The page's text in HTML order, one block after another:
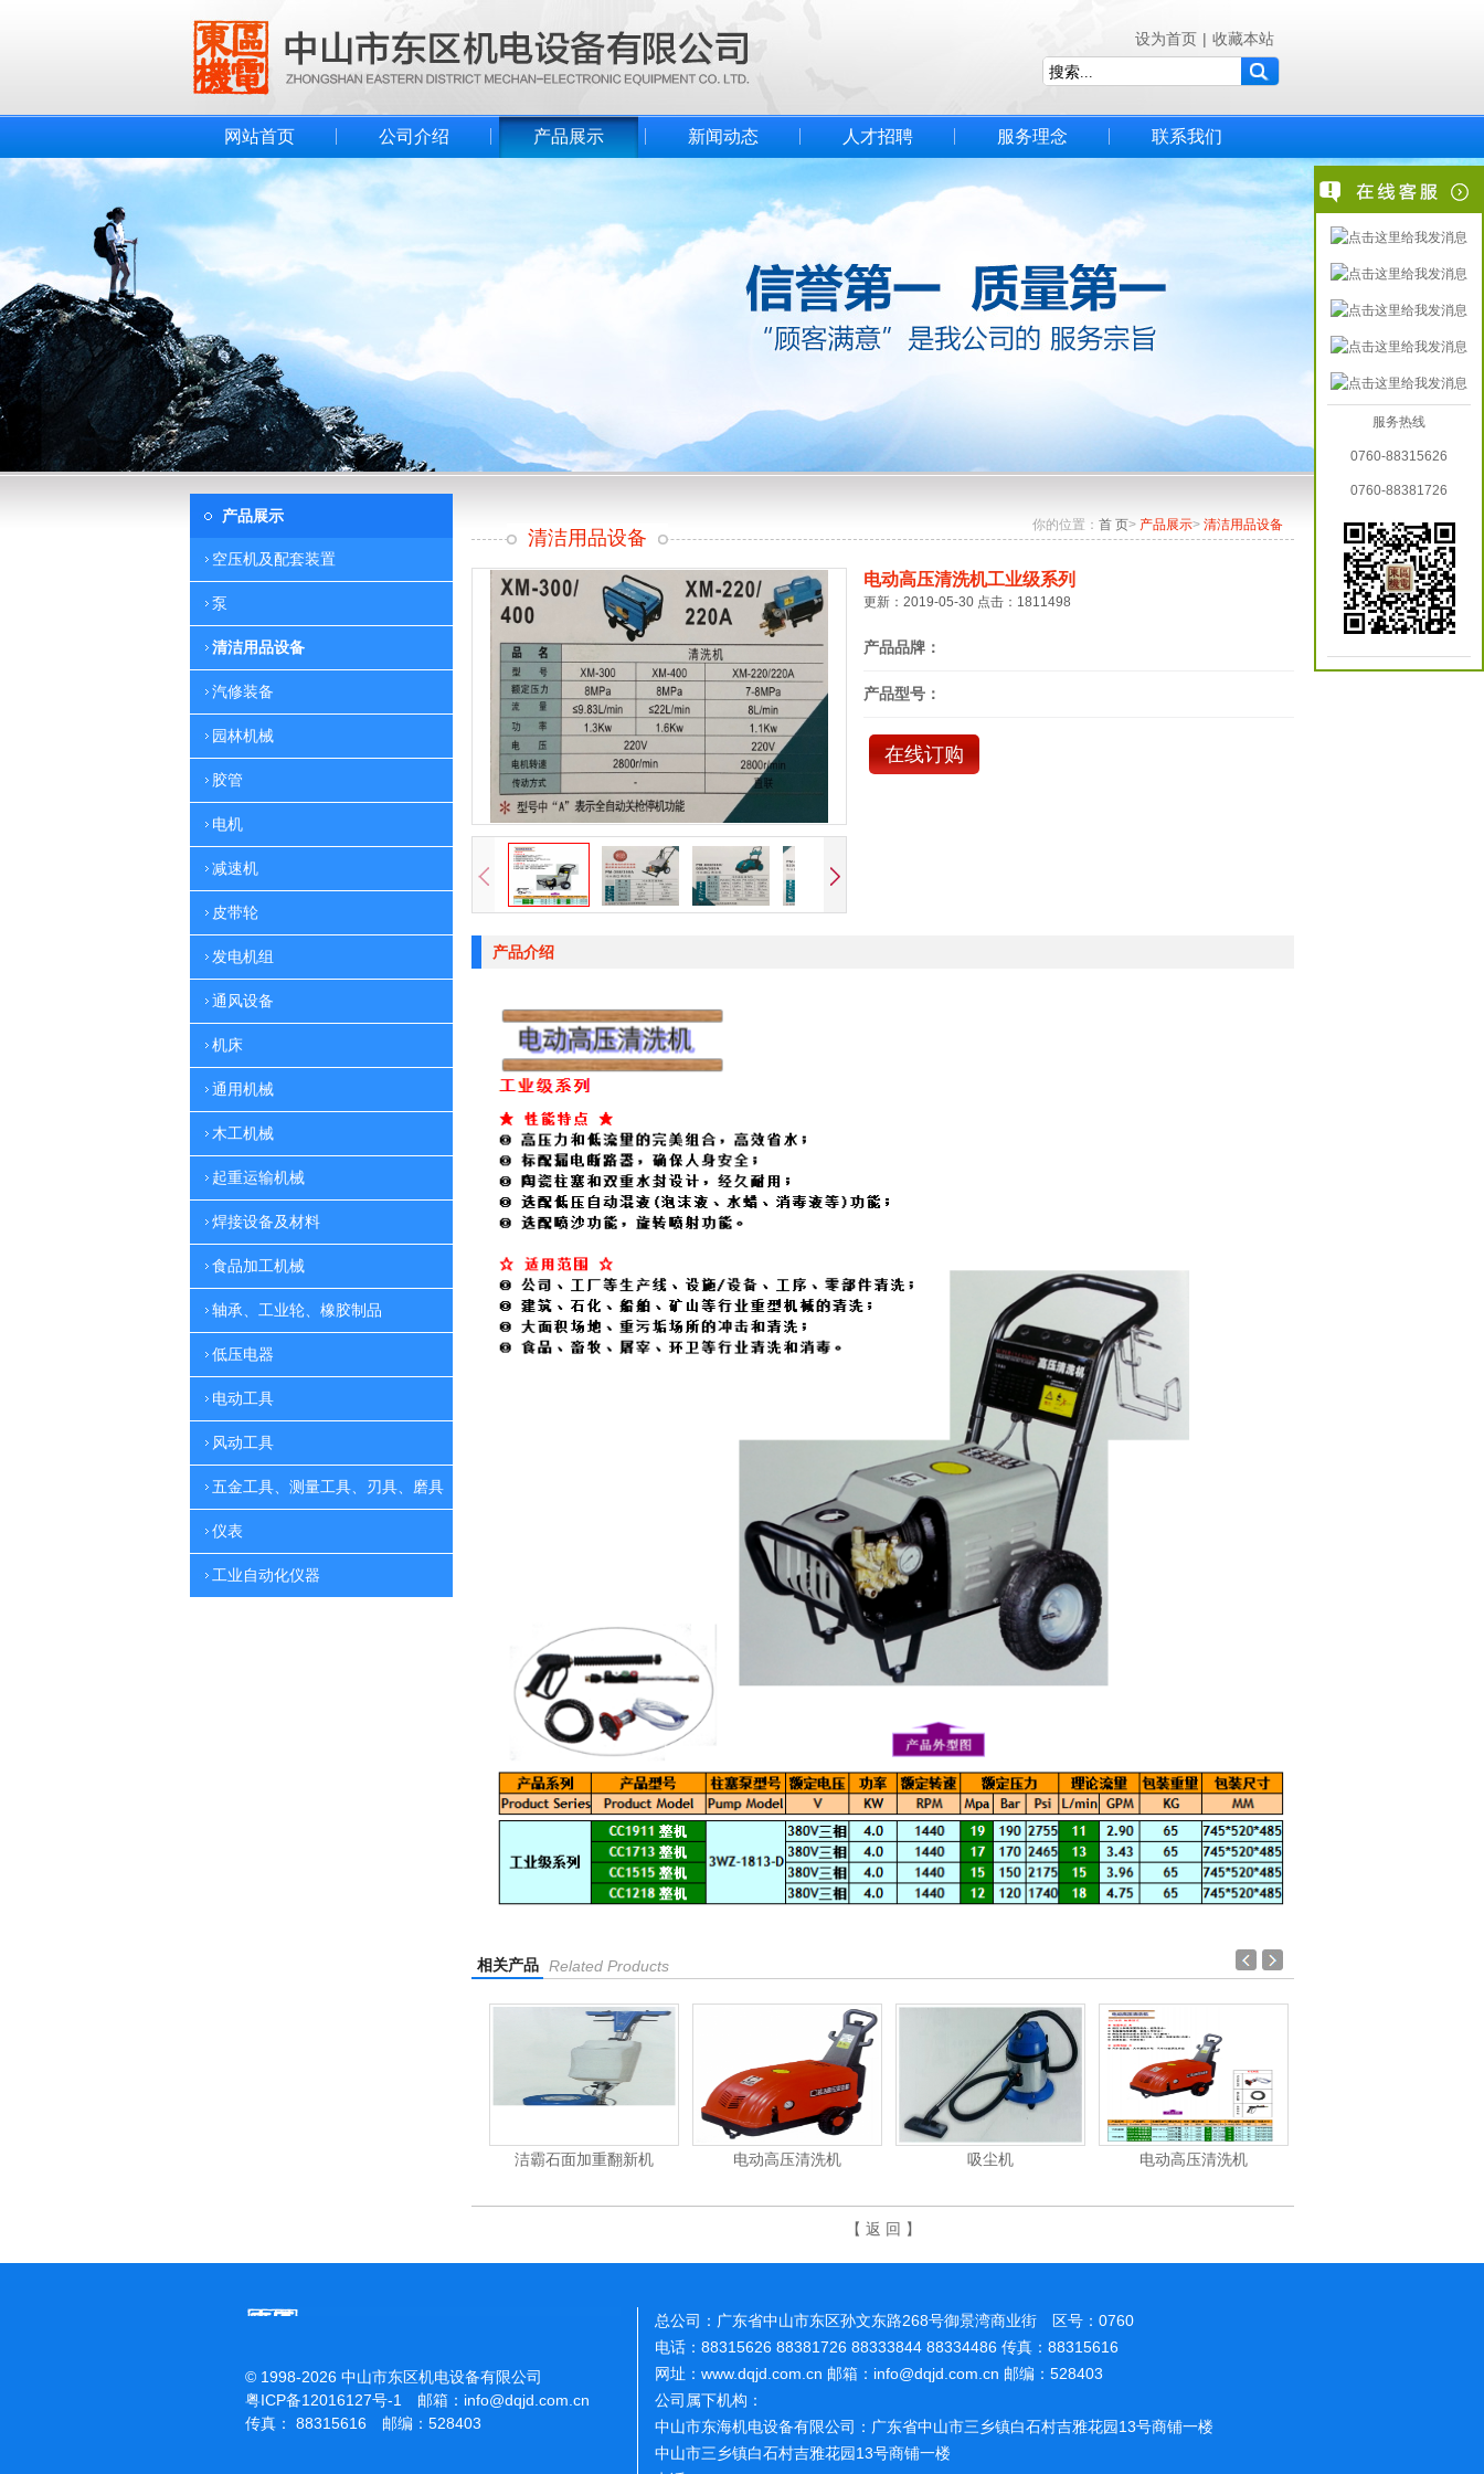
设为首页 | 收藏本站
网站首页 公司介绍 产品展示 新闻动态 人才招聘 服务理念 联系我们
产品展示
空压机及配套装置
泵
清洁用品设备
汽修装备
园林机械
胶管
电机
减速机
皮带轮
发电机组
通风设备
机床
通用机械
木工机械
起重运输机械
焊接设备及材料
食品加工机械
轴承、工业轮、橡胶制品
低压电器
电动工具
风动工具
五金工具、测量工具、刃具、磨具
仪表
工业自动化仪器
你的位置： 首 页> 产品展示> 清洁用品设备
清洁用品设备
电动高压清洗机工业级系列
更新：2019-05-30 点击：1811498
产品品牌：
产品型号：
在线订购
产品介绍
相关产品 Related Products
洁霸石面加重翻新机 电动高压清洗机 吸尘机 电动高压清洗机
【 返 回 】
© 1998-2026 中山市东区机电设备有限公司
粤ICP备12016127号-1
邮箱： info@dqjd.com.cn
传真： 88315616 邮编：528403
总公司：广东省中山市东区孙文东路268号御景湾商业街 区号：0760
电话：88315626 88381726 88333844 88334486 传真：88315616
网址：www.dqjd.com.cn 邮箱：info@dqjd.com.cn 邮编：528403
公司属下机构：
中山市东海机电设备有限公司：广东省中山市三乡镇白石村吉雅花园13号商铺一楼
中山市三乡镇白石村吉雅花园13号商铺一楼
服务热线
0760-88315626
0760-88381726